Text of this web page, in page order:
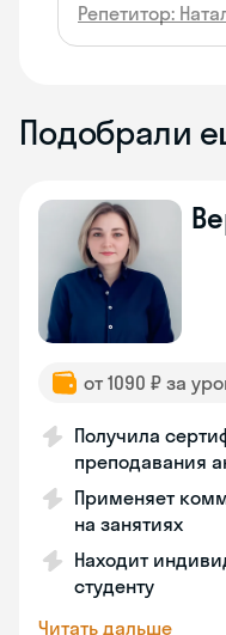
Репетитор:
Подобрали
от 1090 ₽ за
Получила
преподавания
Применяет
на занятиях
Находит
студенту
Читать дальше